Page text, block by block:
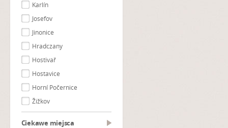
Karlín
Josefov
Jinonice
Hradczany
Hostivař
Hostavice
Horní Počernice
Žižkov
Ciekawe miejsca